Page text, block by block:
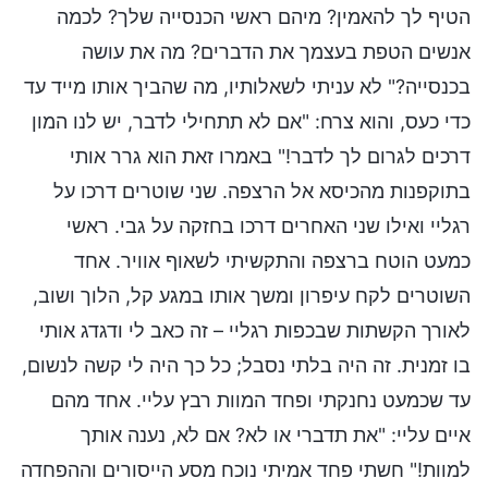
הטיף לך להאמין? מיהם ראשי הכנסייה שלך? לכמה
אנשים הטפת בעצמך את הדברים? מה את עושה
בכנסייה?" לא עניתי לשאלותיו, מה שהביך אותו מייד עד
כדי כעס, והוא צרח: "אם לא תתחילי לדבר, יש לנו המון
דרכים לגרום לך לדבר!" באמרו זאת הוא גרר אותי
בתוקפנות מהכיסא אל הרצפה. שני שוטרים דרכו על
רגליי ואילו שני האחרים דרכו בחזקה על גבי. ראשי
כמעט הוטח ברצפה והתקשיתי לשאוף אוויר. אחד
השוטרים לקח עיפרון ומשך אותו במגע קל, הלוך ושוב,
לאורך הקשתות שבכפות רגליי – זה כאב לי ודגדג אותי
בו זמנית. זה היה בלתי נסבל; כל כך היה לי קשה לנשום,
עד שכמעט נחנקתי ופחד המוות רבץ עליי. אחד מהם
איים עליי: "את תדברי או לא? אם לא, נענה אותך
למוות!" חשתי פחד אמיתי נוכח מסע הייסורים וההפחדה